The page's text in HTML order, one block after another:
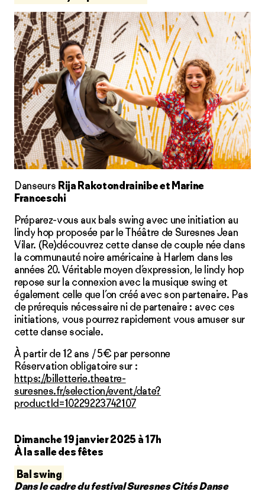
Danseurs Rija Rakotondrainibe et Marine
Franceschi
Préparez-vous aux bals swing avec une initiation au
lindy hop proposée par le Théâtre de Suresnes Jean
Vilar. (Re)découvrez cette danse de couple née dans
la communauté noire américaine à Harlem dans les
années 20. Véritable moyen d’expression, le lindy hop
repose sur la connexion avec la musique swing et
également celle que l’on créé avec son partenaire. Pas
de prérequis nécessaire ni de partenaire : avec ces
initiations, vous pourrez rapidement vous amuser sur
cette danse sociale.
À partir de 12 ans / 5€ par personne
Réservation obligatoire sur :
https://billetterie.theatre-
suresnes.fr/selection/event/date?
productId=10229223742107
Dimanche 19 janvier 2025 à 17h
À la salle des fêtes
Bal swing
Dans le cadre du festival Suresnes Cités Danse